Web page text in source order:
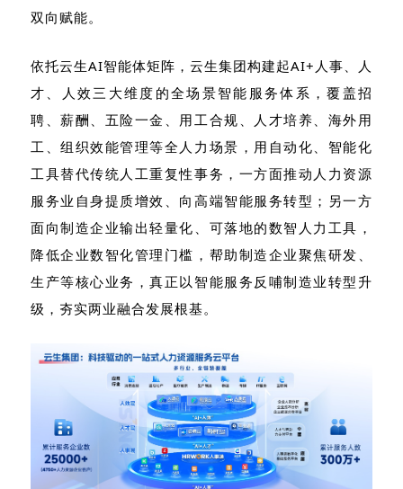
双向赋能。
依托云生AI智能体矩阵，云生集团构建起AI+ 人事、人
才、人效三大维度的全场景智能服务体系，覆盖招
聘、薪酬、五险一金、用工合规、人才培养、海外用
工、组织效能管理等全人力场景，用自动化、智能化
工具替代传统人工重复性事务，一方面推动人力资源
服务业自身提质增效、向高端智能服务转型；另一方
面向制造企业输出轻量化、可落地的数智人力工具，
降低企业数智化管理门槛，帮助制造企业聚焦研发、
生产等核心业务，真正以智能服务反哺制造业转型升
级，夯实两业融合发展根基。